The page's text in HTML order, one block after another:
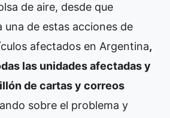
de aire, desde que
una de estas acciones de
afectados en Argentina,
las unidades afectadas y
de cartas y correos
sobre el problema y